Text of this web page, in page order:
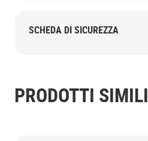
SCHEDA DI SICUREZZA
PRODOTTI SIMILI